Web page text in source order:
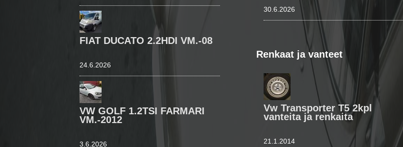
FIAT DUCATO 2.2HDI VM.-08
24.6.2026
VW GOLF 1.2TSI FARMARI
VM.-2012
3.6.2026
30.6.2026
Renkaat ja vanteet
Vw Transporter T5 2kpl
vanteita ja renkaita
21.1.2014